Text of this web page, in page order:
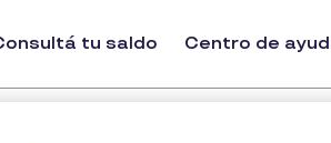
tu saldo Centro de